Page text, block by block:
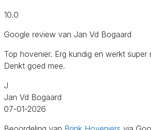
10.0
Google review van Jan Vd Bogaard
Top hovenier. Erg kundig en werkt super
Denkt goed mee.
J
Jan Vd Bogaard
07-01-2026